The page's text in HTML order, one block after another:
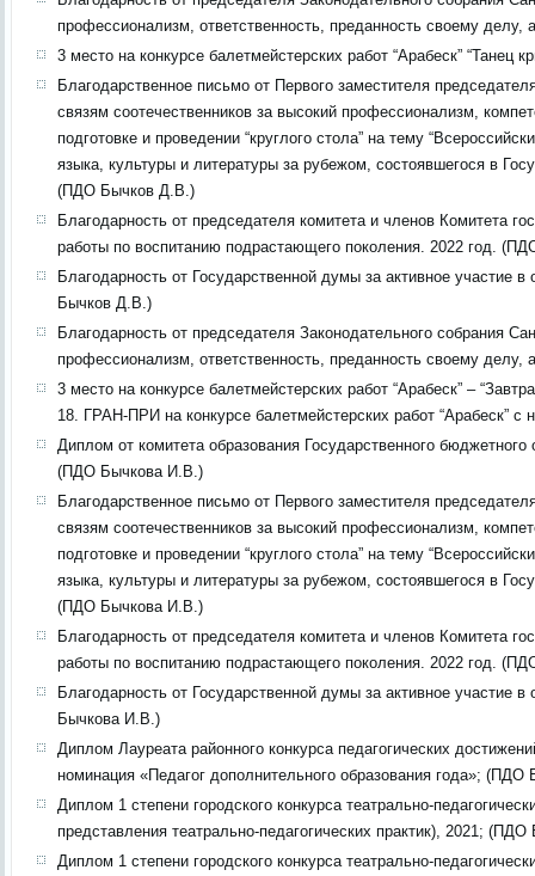
профессионализм, ответственность, преданность своему
3 место на конкурсе балетмейстерских работ “Арабеск”
Благодарственное письмо от Первого заместителя
связям соотечественников за высокий профессионализм,
подготовке и проведении “круглого стола” на тему
языка, культуры и литературы за рубежом, состоявшегося в
(ПДО Бычков Д.В.)
Благодарность от председателя комитета и членов Комитета
работы по воспитанию подрастающего поколения. 2022 год.
Благодарность от Государственной думы за активное
Бычков Д.В.)
Благодарность от председателя Законодательного собрания
профессионализм, ответственность, преданность своему
3 место на конкурсе балетмейстерских работ “Арабеск” –
18. ГРАН-ПРИ на конкурсе балетмейстерских работ “Арабеск”
Диплом от комитета образования Государственного
(ПДО Бычкова И.В.)
Благодарственное письмо от Первого заместителя
связям соотечественников за высокий профессионализм,
подготовке и проведении “круглого стола” на тему
языка, культуры и литературы за рубежом, состоявшегося в
(ПДО Бычкова И.В.)
Благодарность от председателя комитета и членов Комитета
работы по воспитанию подрастающего поколения. 2022 год.
Благодарность от Государственной думы за активное
Бычкова И.В.)
Диплом Лауреата районного конкурса педагогических
номинация «Педагог дополнительного образования года»; (ПДО
Диплом 1 степени городского конкурса театрально-
представления театрально-педагогических практик), 2021;
Диплом 1 степени городского конкурса театрально-